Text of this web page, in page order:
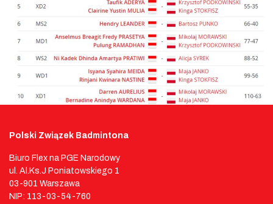
Polski Związek Badmintona
Biuro Flex na PGE Narodowy
ul. Al.Ks.J Poniatowskiego 1
03-901 Warszawa
NIP: 113-03-54-760